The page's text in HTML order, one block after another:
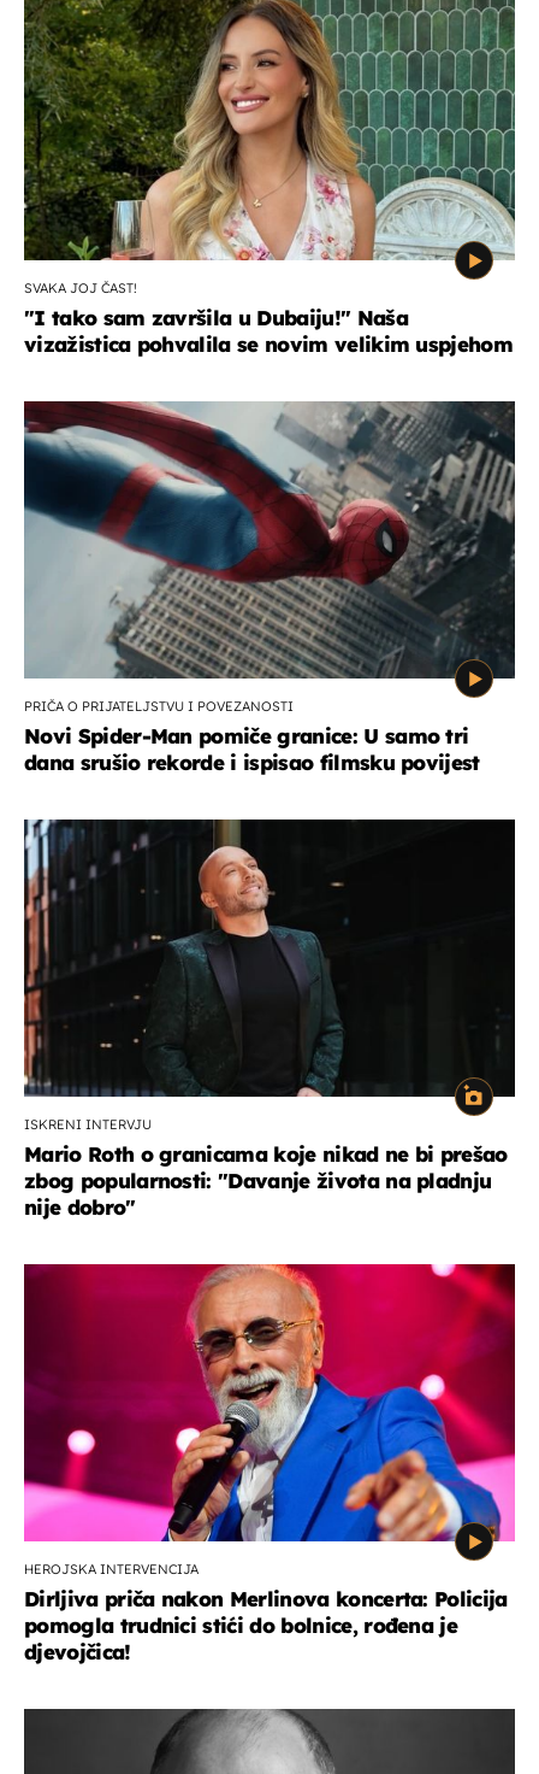
SVAKA JOJ ČAST!
"I tako sam završila u Dubaiju!" Naša
vizažistica pohvalila se novim velikim uspjehom
PRIČA O PRIJATELJSTVU I POVEZANOSTI
Novi Spider-Man pomiče granice: U samo tri
dana srušio rekorde i ispisao filmsku povijest
ISKRENI INTERVJU
Mario Roth o granicama koje nikad ne bi prešao
zbog popularnosti: "Davanje života na pladnju
nije dobro"
HEROJSKA INTERVENCIJA
Dirljiva priča nakon Merlinova koncerta: Policija
pomogla trudnici stići do bolnice, rođena je
djevojčica!